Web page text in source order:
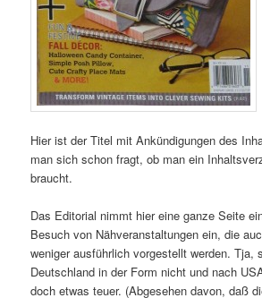
Hier ist der Titel mit Ankündigungen des
man sich schon fragt, ob man ein
braucht.
Das Editorial nimmt hier eine ganze Seite
Besuch von Nähveranstaltungen ein, die
weniger ausführlich vorgestellt werden. Tja,
Deutschland in der Form nicht und nach
doch etwas teuer. (Abgesehen davon, daß